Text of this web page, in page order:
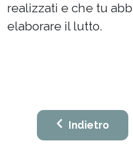
realizzati e che tu
elaborare il lutto.
Indietro